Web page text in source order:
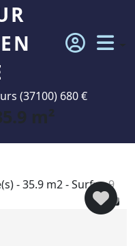
(37100) 680 €
m²
9